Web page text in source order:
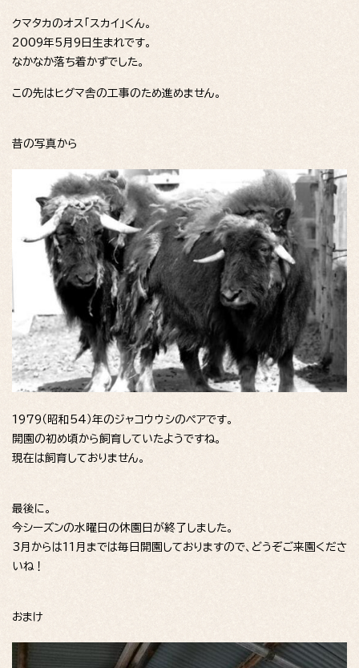
クマタカのオス「スカイ」くん。
2009年5月9日生まれです。
なかなか落ち着かずでした。
この先はヒグマ舎の工事のため進めません。
昔の写真から
1979（昭和54）年のジャコウウシのペアです。
開園の初め頃から飼育していたようですね。
現在は飼育しておりません。
最後に。
今シーズンの水曜日の休園日が終了しました。
3月からは11月までは毎日開園しておりますので、どうぞご来園くださ
いね！
おまけ